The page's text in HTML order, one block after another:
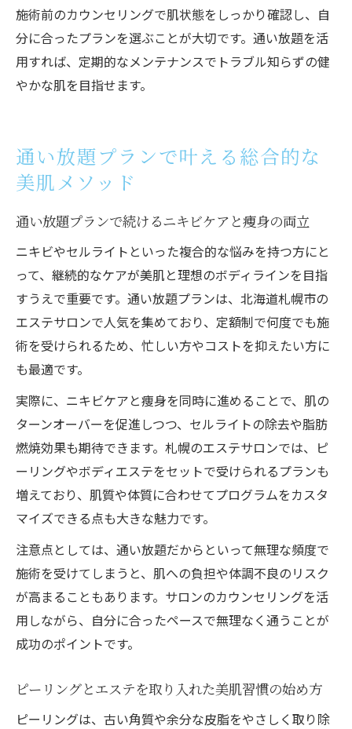
施術前のカウンセリングで肌状態をしっかり確認し、自
分に合ったプランを選ぶことが大切です。通い放題を活
用すれば、定期的なメンテナンスでトラブル知らずの健
やかな肌を目指せます。
通い放題プランで叶える総合的な
美肌メソッド
通い放題プランで続けるニキビケアと痩身の両立
ニキビやセルライトといった複合的な悩みを持つ方にと
って、継続的なケアが美肌と理想のボディラインを目指
すうえで重要です。通い放題プランは、北海道札幌市の
エステサロンで人気を集めており、定額制で何度でも施
術を受けられるため、忙しい方やコストを抑えたい方に
も最適です。
実際に、ニキビケアと痩身を同時に進めることで、肌の
ターンオーバーを促進しつつ、セルライトの除去や脂肪
燃焼効果も期待できます。札幌のエステサロンでは、ピ
ーリングやボディエステをセットで受けられるプランも
増えており、肌質や体質に合わせてプログラムをカスタ
マイズできる点も大きな魅力です。
注意点としては、通い放題だからといって無理な頻度で
施術を受けてしまうと、肌への負担や体調不良のリスク
が高まることもあります。サロンのカウンセリングを活
用しながら、自分に合ったペースで無理なく通うことが
成功のポイントです。
ピーリングとエステを取り入れた美肌習慣の始め方
ピーリングは、古い角質や余分な皮脂をやさしく取り除